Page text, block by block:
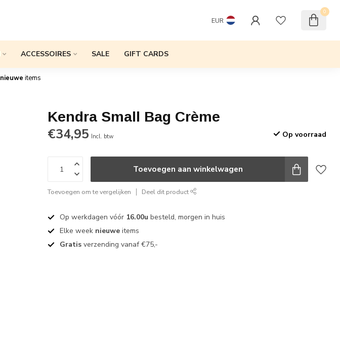
EUR
0
ACCESSOIRES SALE GIFT CARDS
nieuwe items
Kendra Small Bag Crème
€34,95 Incl. btw Op voorraad
Toevoegen aan winkelwagen
Toevoegen om te vergelijken Deel dit product
Op werkdagen vóór 16.00u besteld, morgen in huis
Elke week nieuwe items
Gratis verzending vanaf €75,-